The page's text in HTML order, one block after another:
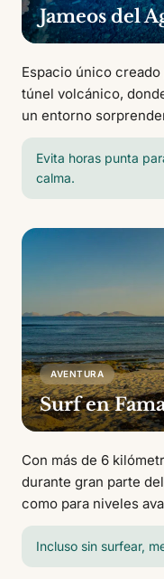
Jameos del
Espacio único
túnel volcánico,
un entorno
auditorio natural y la
especie endémica.
Evita horas punta
calma.
AVENTURA
Surf en
Con más de 6
durante gran parte
como para niveles
el Risco de Famara y
cercano la
auténticos.
Incluso sin surfear,